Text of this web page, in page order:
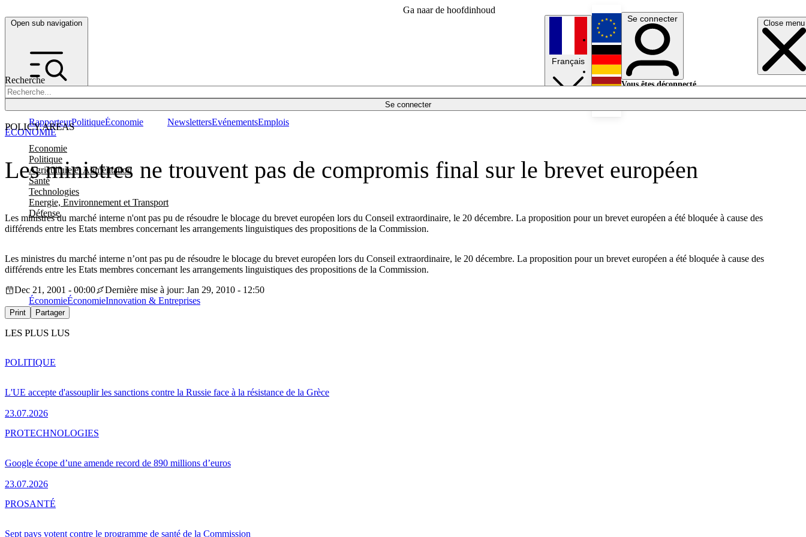
Ga naar de hoofdinhoud
Open sub navigation Close menu
Recherche
Se connecter
POLICY AREAS
Economie
Politique
Agriculture et Alimentation
Santé
Technologies
Energie, Environnement et Transport
Défense
RapporteurPolitiqueÉconomie NewslettersEvénementsEmplois
Français
English
Deutsch
Se connecter
Vous êtes déconnecté.
Les ministres ne trouvent pas de compromis final sur le brevet européen
Les ministres du marché interne n'ont pas pu de résoudre le blocage du brevet européen lors du Conseil extraordinaire, le 20 décembre. La proposition pour un brevet européen a été bloquée à cause des
différends entre les Etats membres concernant les arrangements linguistiques des propositions de la Commission.
ÉCONOMIE
Les ministres du marché interne n’ont pas pu de résoudre le blocage du brevet européen lors du Conseil extraordinaire, le 20 décembre. La proposition pour un brevet européen a été bloquée à cause des
différends entre les Etats membres concernant les arrangements linguistiques des propositions de la Commission.
Dec 21, 2001 - 00:00
Dernière mise à jour: Jan 29, 2010 - 12:50
ÉconomieÉconomieInnovation & Entreprises
Print Partager
LES PLUS LUS
L'UE accepte d'assouplir les sanctions contre la Russie face à la résistance de la Grèce
23.07.2026
POLITIQUE
Google écope d’une amende record de 890 millions d’euros
23.07.2026
PROTECHNOLOGIES
Sept pays votent contre le programme de santé de la Commission
PROSANTÉ